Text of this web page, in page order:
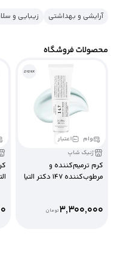
آرایشی و بهداشتی زیبایی و
محصولات فروشگاه
وام
اعتبار
ژنیک شاپ
کرم ترمیم‌کننده و
مرطوب‌کننده 147 دکتر التیا
3,300,000تومان